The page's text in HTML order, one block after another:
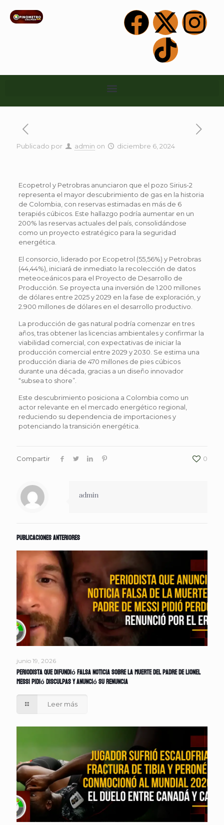
Publicado por admin on diciembre 6, 2024
Ecopetrol y Petrobras anunciaron que el pozo Sirius-2
representa el mayor descubrimiento de gas en la historia
de Colombia, con reservas estimadas en más de 6
terapiés cúbicos. Este hallazgo podría aumentar en un
200% las reservas actuales del país, consolidándose
como un proyecto estratégico para la seguridad
energética.
El consorcio, liderado por Ecopetrol (55,56%) y Petrobras
(44,44%), iniciará de inmediato la recolección de datos
meteoceánicos para el Proyecto de Desarrollo de
Producción. Se proyecta una inversión de 1.200 millones
de dólares entre 2025 y 2029 en la fase de exploración, y
2.900 millones de dólares en el desarrollo productivo.
La producción de gas natural podría comenzar en tres
años, tras obtener las licencias ambientales y confirmar la
viabilidad comercial, con expectativas de iniciar la
producción comercial entre 2029 y 2030. Se estima una
producción diaria de 470 millones de pies cúbicos
durante una década, gracias a un diseño innovador
“subsea to shore”.
Este descubrimiento posiciona a Colombia como un
actor relevante en el mercado energético regional,
reduciendo su dependencia de importaciones y
potenciando la transición energética.
Compartir 0
admin
Publicaciones anteriores
junio 19, 2026
Periodista que difundió falsa noticia sobre la muerte del padre de Lionel
Messi pidió disculpas y anunció su renuncia
Leer más